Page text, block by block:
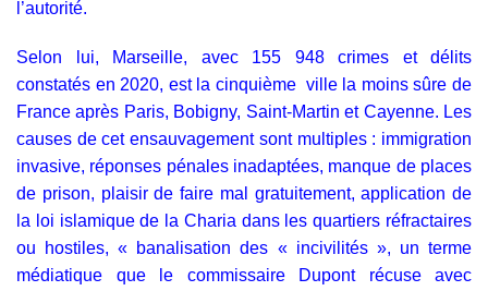
l’autorité.
Selon lui, Marseille, avec 155 948 crimes et délits
constatés en 2020, est la cinquième ville la moins sûre de
France après Paris, Bobigny, Saint-Martin et Cayenne. Les
causes de cet ensauvagement sont multiples : immigration
invasive, réponses pénales inadaptées, manque de places
de prison, plaisir de faire mal gratuitement, application de
la loi islamique de la Charia dans les quartiers réfractaires
ou hostiles, « banalisation des « incivilités », un terme
médiatique que le commissaire Dupont récuse avec